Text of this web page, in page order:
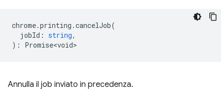
chrome.printing .cancelJob(
jobId : string,
) : Promise<void>
Annulla il job inviato in precedenza.